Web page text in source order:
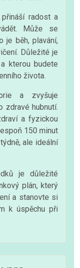
radost a
Může se
je běh, plavání,
Důležité je
kterou budete
života.
a zvyšuje
zdravé hubnutí.
a fyzickou
150 minut
ale ideální
je důležité
plán, který
a stanovte si
k úspěchu při